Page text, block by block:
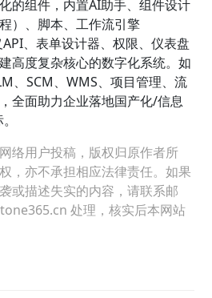
的组件，内置AI助手、组件设计
）、脚本、工作流引擎
API、表单设计器、权限、仪表盘
高度复杂核心的数字化系统。如
、SCM、WMS、项目管理、流
全面助力企业落地国产化/信息
络用户投稿，版权归原作者所
，亦不承担相应法律责任。如果
或描述失实的内容，请联系邮
处理，核实后本网站